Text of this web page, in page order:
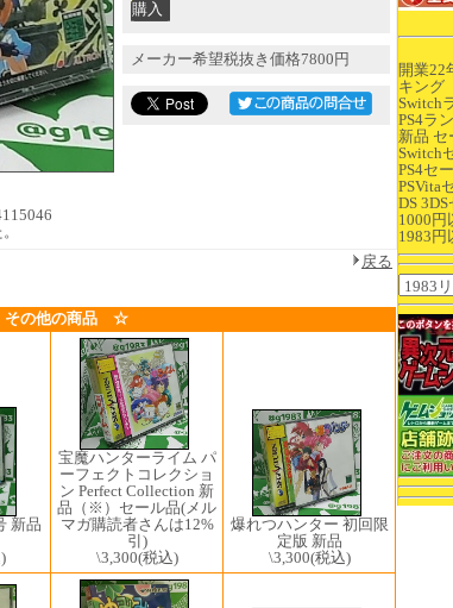
開業22
キング
Switch
PS4ラ
新品 セ
Switch
PS4セ
PSVita
DS
1000円
1983円
メーカー希望税抜き価格7800円
戻る
の他の商品 ☆
新品
宝魔ハンターライム パ
ーフェクトコレクショ
ン Perfect Collection 新
品（※）セール品(メル
マガ購読者さんは12%
引)
\3,300(税込)
爆れつハンター 初回限
定版 新品
\3,300(税込)